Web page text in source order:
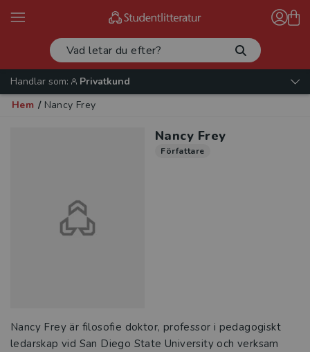
Handlar som:
Privatkund
Hem / Nancy Frey
Nancy Frey
Författare
Nancy Frey är filosofie doktor, professor i pedagogiskt
ledarskap vid San Diego State University och verksam